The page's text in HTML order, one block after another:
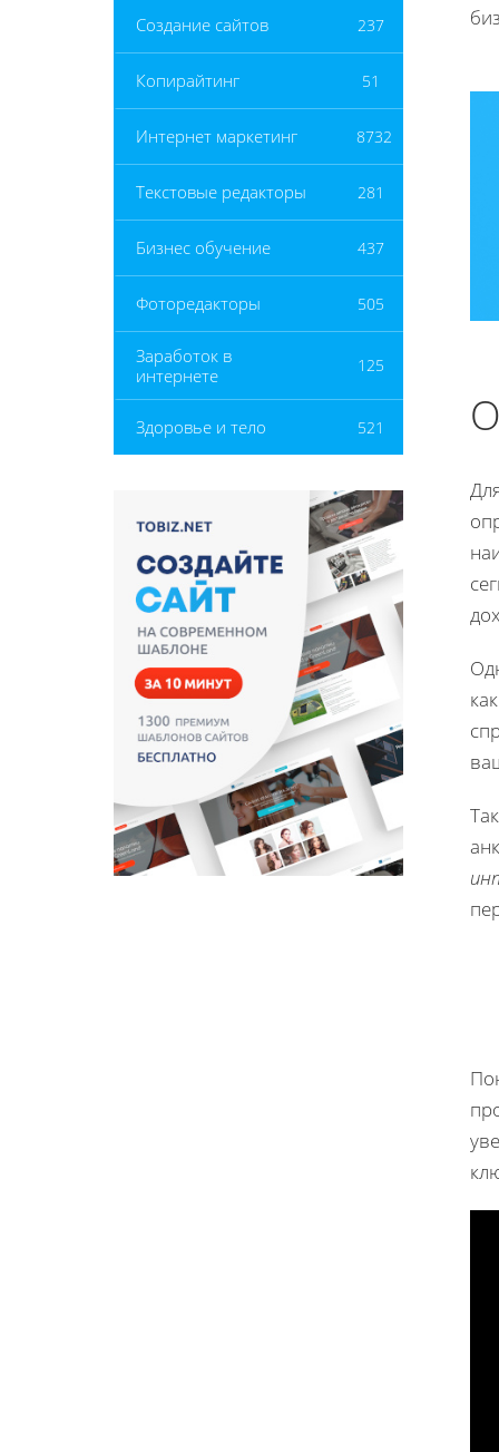
Создание сайтов 237
Копирайтинг 51
Интернет маркетинг 8732
Текстовые редакторы 281
Бизнес обучение 437
Фоторедакторы 505
Заработок в
интернете
125
Здоровье и тело 521